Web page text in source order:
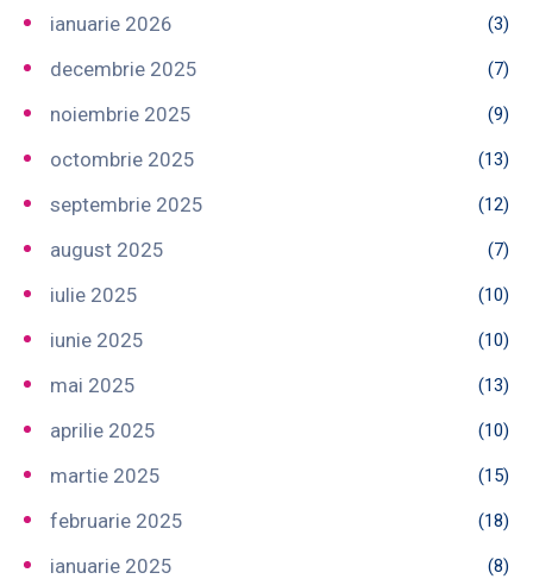
ianuarie 2026 (3)
decembrie 2025 (7)
noiembrie 2025 (9)
octombrie 2025 (13)
septembrie 2025 (12)
august 2025 (7)
iulie 2025 (10)
iunie 2025 (10)
mai 2025 (13)
aprilie 2025 (10)
martie 2025 (15)
februarie 2025 (18)
ianuarie 2025 (8)